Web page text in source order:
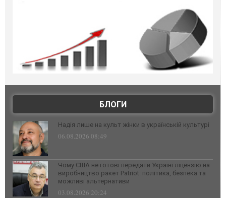
БЛОГИ
Надія лише на культ жінки в українській культурі
06.08.2026 08:49
Чому США не готові передати Україні ліцензію на
виробництво ракет Patriot: політика, безпека та
можливі альтернативи
03.08.2026 20:24